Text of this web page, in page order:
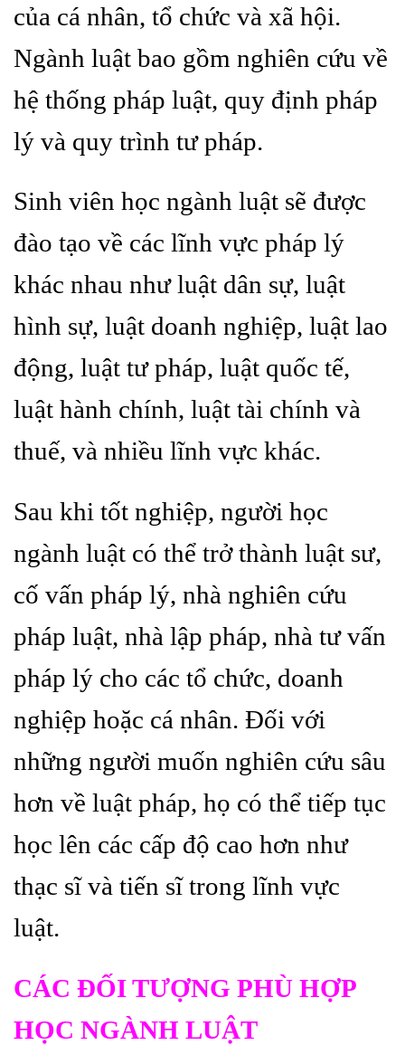
của cá nhân, tổ chức và xã hội.
Ngành luật bao gồm nghiên cứu về
hệ thống pháp luật, quy định pháp
lý và quy trình tư pháp.
Sinh viên học ngành luật sẽ được
đào tạo về các lĩnh vực pháp lý
khác nhau như luật dân sự, luật
hình sự, luật doanh nghiệp, luật lao
động, luật tư pháp, luật quốc tế,
luật hành chính, luật tài chính và
thuế, và nhiều lĩnh vực khác.
Sau khi tốt nghiệp, người học
ngành luật có thể trở thành luật sư,
cố vấn pháp lý, nhà nghiên cứu
pháp luật, nhà lập pháp, nhà tư vấn
pháp lý cho các tổ chức, doanh
nghiệp hoặc cá nhân. Đối với
những người muốn nghiên cứu sâu
hơn về luật pháp, họ có thể tiếp tục
học lên các cấp độ cao hơn như
thạc sĩ và tiến sĩ trong lĩnh vực
luật.
CÁC ĐỐI TƯỢNG PHÙ HỢP
HỌC NGÀNH LUẬT